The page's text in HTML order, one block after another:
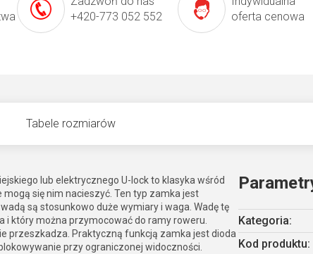
+420-773 052 552
oferta cenowa
Tabele rozmiarów
lub elektrycznego U-lock to klasyka wśród
się nim nacieszyć. Ten typ zamka jest
są stosunkowo duże wymiary i waga. Wadę tę
i który można przymocować do ramy roweru.
przeszkadza. Praktyczną funkcją zamka jest dioda
przy ograniczonej widoczności.
Kategoria:
Kod produktu: